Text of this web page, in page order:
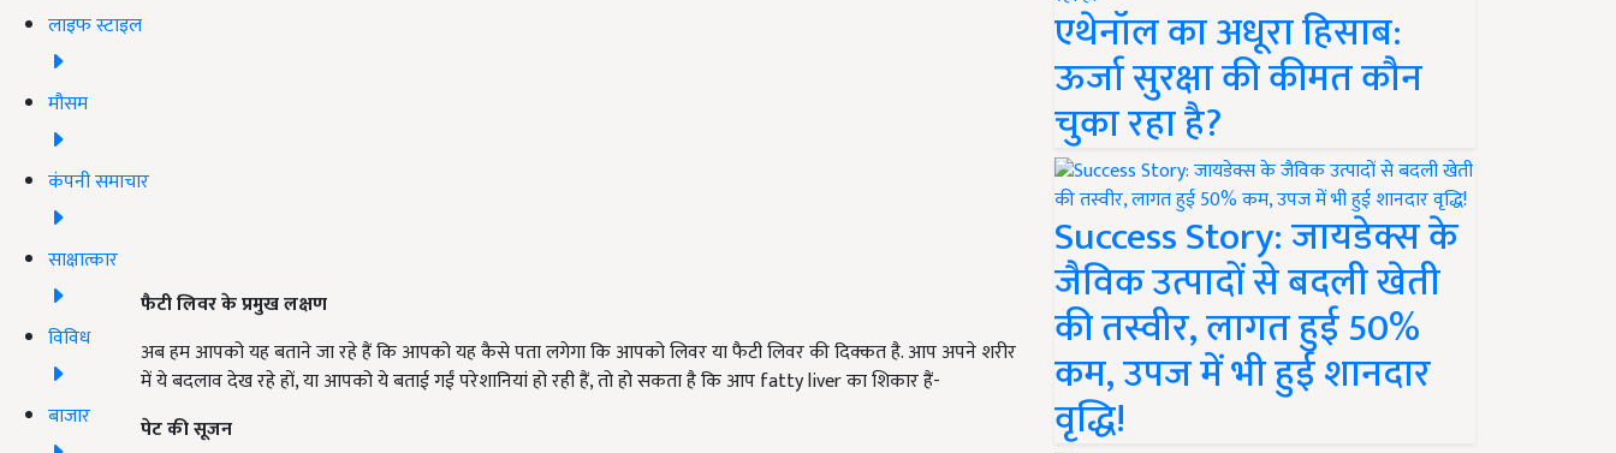
लाइफ स्टाइल
मौसम
कंपनी समाचार
साक्षात्कार
विविध
बाजार
फैटी लिवर के प्रमुख लक्षण
अब हम आपको यह बताने जा रहे हैं कि आपको यह कैसे पता लगेगा कि आपको लिवर या फैटी लिवर की दिक्कत है. आप अपने शरीर
में ये बदलाव देख रहे हों, या आपको ये बताई गईं परेशानियां हो रही हैं, तो हो सकता है कि आप fatty liver का शिकार हैं-
पेट की सूजन
एथेनॉल का अधूरा हिसाब:
ऊर्जा सुरक्षा की कीमत कौन
चुका रहा है?
Success Story: जायडेक्स के
जैविक उत्पादों से बदली खेती
की तस्वीर, लागत हुई 50%
कम, उपज में भी हुई शानदार
वृद्धि!